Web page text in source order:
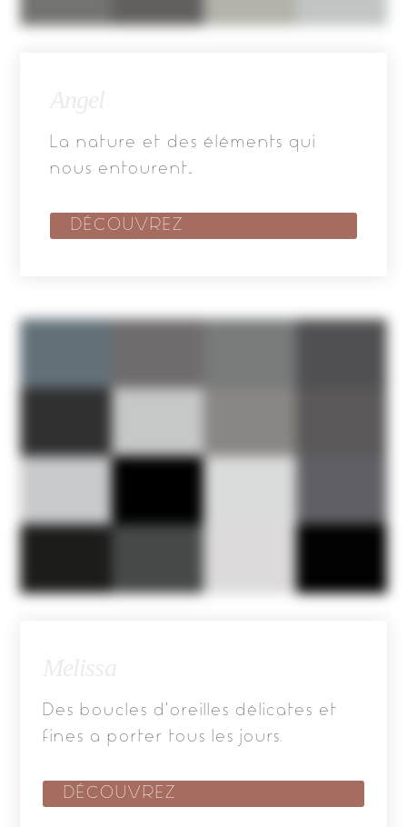
La nature et des éléments qui
nous entourent…
DÉCOUVREZ
Des boucles d’oreilles délicates et
fines a porter tous les jours.
DÉCOUVREZ